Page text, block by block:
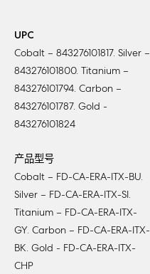
UPC
Cobalt – 843276101817. Silver –
843276101800. Titanium –
843276101794. Carbon –
843276101787. Gold -
843276101824
产品型号
Cobalt – FD-CA-ERA-ITX-BU.
Silver – FD-CA-ERA-ITX-SI.
Titanium – FD-CA-ERA-ITX-
GY. Carbon – FD-CA-ERA-ITX-
BK. Gold - FD-CA-ERA-ITX-
CHP